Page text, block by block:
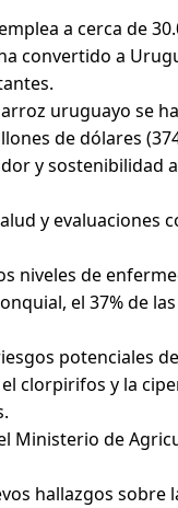
a cerca de
convertido a
uruguayo se
de dólares
y
y
niveles de
el 37% de
potenciales
clorpirifos y la
Ministerio de
hallazgos